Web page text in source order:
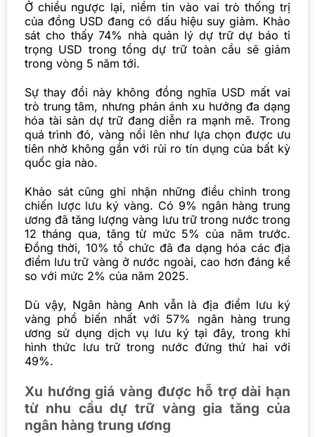
Ở chiều ngược lại, niềm tin vào vai trò thống trị
của đồng USD đang có dấu hiệu suy giảm. Khảo
sát cho thấy 74% nhà quản lý dự trữ dự báo tỉ
trọng USD trong tổng dự trữ toàn cầu sẽ giảm
trong vòng 5 năm tới.
Sự thay đổi này không đồng nghĩa USD mất vai
trò trung tâm, nhưng phản ánh xu hướng đa dạng
hóa tài sản dự trữ đang diễn ra mạnh mẽ. Trong
quá trình đó, vàng nổi lên như lựa chọn được ưu
tiên nhờ không gắn với rủi ro tín dụng của bất kỳ
quốc gia nào.
Khảo sát cũng ghi nhận những điều chỉnh trong
chiến lược lưu ký vàng. Có 9% ngân hàng trung
ương đã tăng lượng vàng lưu trữ trong nước trong
12 tháng qua, tăng từ mức 5% của năm trước.
Đồng thời, 10% tổ chức đã đa dạng hóa các địa
điểm lưu trữ vàng ở nước ngoài, cao hơn đáng kể
so với mức 2% của năm 2025.
Dù vậy, Ngân hàng Anh vẫn là địa điểm lưu ký
vàng phổ biến nhất với 57% ngân hàng trung
ương sử dụng dịch vụ lưu ký tại đây, trong khi
hình thức lưu trữ trong nước đứng thứ hai với
49%.
Xu hướng giá vàng được hỗ trợ dài hạn
từ nhu cầu dự trữ vàng gia tăng của
ngân hàng trung ương